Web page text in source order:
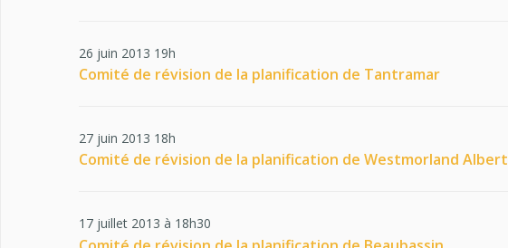
26 juin 2013 19h
Comité de révision de la planification de Tantramar
27 juin 2013 18h
Comité de révision de la planification de Westmorland Albert
17 juillet 2013 à 18h30